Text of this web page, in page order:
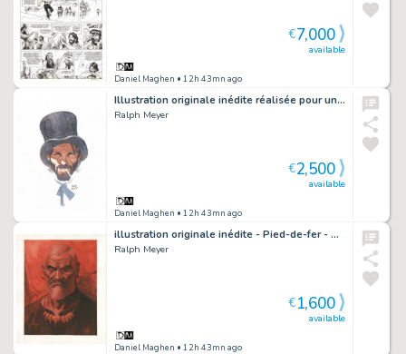
Daniel Maghen • 12h 43mn ago
available
€7,000
Illustration originale inédite réalisée pour un jeu de carte. Également publiée dans la version Bibliophile - Undertaker
Ralph Meyer
Daniel Maghen • 12h 43mn ago
available
€2,500
illustration originale inédite - Pied-de-fer - Asgard
Ralph Meyer
Daniel Maghen • 12h 43mn ago
available
€1,600